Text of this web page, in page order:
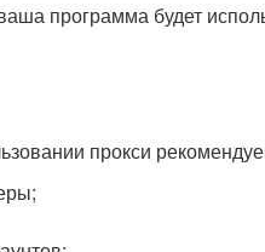
программа будет
прокси